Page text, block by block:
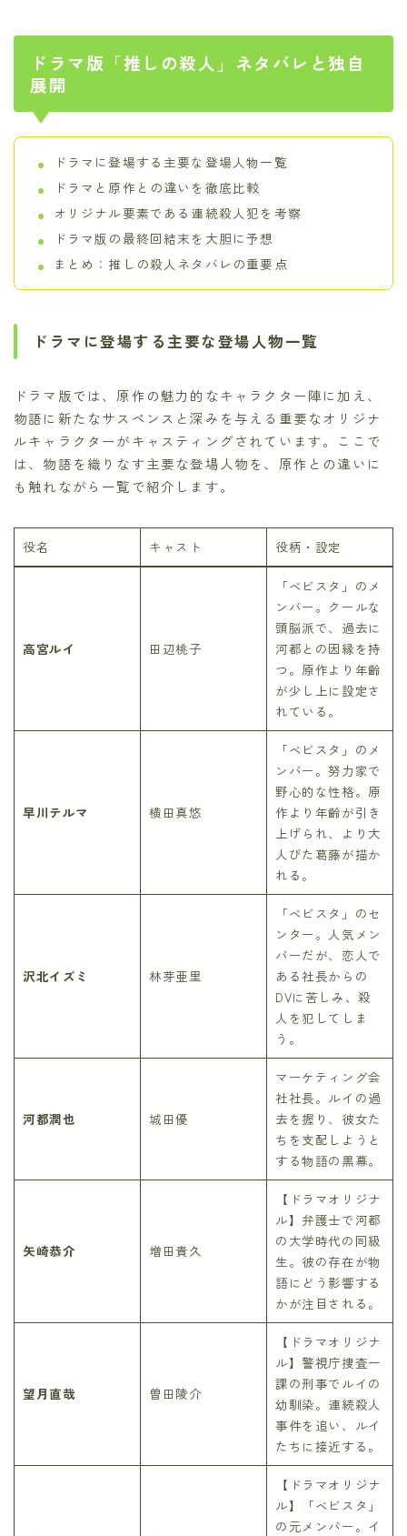
ドラマ版「推しの殺人」ネタバレと独自
展開
ドラマに登場する主要な登場人物一覧
ドラマと原作との違いを徹底比較
オリジナル要素である連続殺人犯を考察
ドラマ版の最終回結末を大胆に予想
まとめ：推しの殺人ネタバレの重要点
ドラマに登場する主要な登場人物一覧
ドラマ版では、原作の魅力的なキャラクター陣に加え、
物語に新たなサスペンスと深みを与える重要なオリジナ
ルキャラクターがキャスティングされています。ここで
は、物語を織りなす主要な登場人物を、原作との違いに
も触れながら一覧で紹介します。
役名 キャスト 役柄・設定
高宮ルイ 田辺桃子
「ベビスタ」のメ
ンバー。クールな
頭脳派で、過去に
河都との因縁を持
つ。原作より年齢
が少し上に設定さ
れている。
早川テルマ 横田真悠
「ベビスタ」のメ
ンバー。努力家で
野心的な性格。原
作より年齢が引き
上げられ、より大
人びた葛藤が描か
れる。
沢北イズミ 林芽亜里
「ベビスタ」のセ
ンター。人気メン
バーだが、恋人で
ある社長からの
DVに苦しみ、殺
人を犯してしま
う。
河都潤也 城田優
マーケティング会
社社長。ルイの過
去を握り、彼女た
ちを支配しようと
する物語の黒幕。
矢崎恭介 増田貴久
【ドラマオリジナ
ル】弁護士で河都
の大学時代の同級
生。彼の存在が物
語にどう影響する
かが注目される。
望月直哉 曽田陵介
【ドラマオリジナ
ル】警視庁捜査一
課の刑事でルイの
幼馴染。連続殺人
事件を追い、ルイ
たちに接近する。
【ドラマオリジナ
ル】「ベビスタ」
の元メンバー。イ